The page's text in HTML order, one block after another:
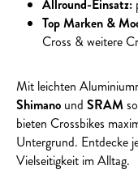
Allround-Einsatz:
Top Marken &
Cross & weitere
Mit leichten
Shimano und SRAM
bieten Crossbikes
Untergrund. Entdecke
Vielseitigkeit im Alltag.